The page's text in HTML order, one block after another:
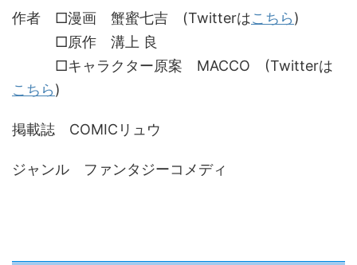
作者 □漫画 蟹蜜七吉 (Twitterはこちら)
□原作 溝上 良
□キャラクター原案 MACCO (Twitterは
こちら)
掲載誌 COMICリュウ
ジャンル ファンタジーコメディ